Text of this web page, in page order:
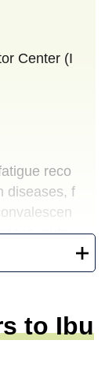
Center (I
reco
diseases, f
cuts,
stiffne
hemorr
hot s
chlorid
to Ibu